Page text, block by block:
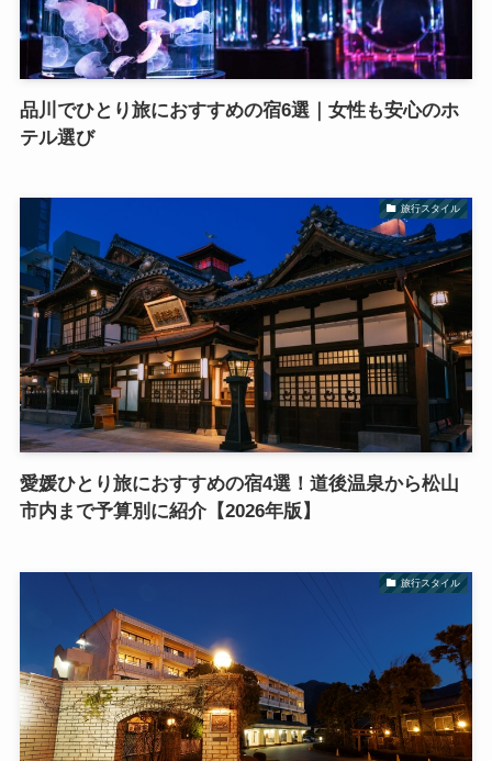
品川でひとり旅におすすめの宿6選｜女性も安心のホ
テル選び
旅行スタイル
愛媛ひとり旅におすすめの宿4選！道後温泉から松山
市内まで予算別に紹介【2026年版】
旅行スタイル